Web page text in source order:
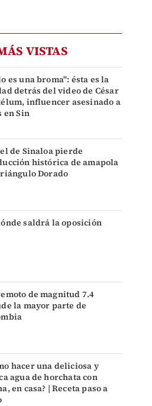
VISTAS
es una broma": ésta es la
detrás del video de César
influencer asesinado a
en Sin
de Sinaloa pierde
histórica de amapola
Dorado
saldrá la oposición
de magnitud 7.4
la mayor parte de
hacer una deliciosa y
agua de horchata con
en casa? | Receta paso a